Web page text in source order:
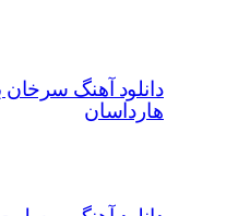
آهنگ سرخان بنام